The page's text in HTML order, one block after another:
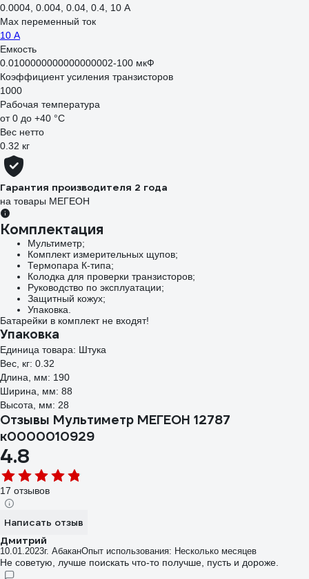
0.0004, 0.004, 0.04, 0.4, 10 А
Max переменный ток
10 А
Емкость
0.0100000000000000002-100 мкФ
Коэффициент усиления транзисторов
1000
Рабочая температура
от 0 до +40 °С
Вес нетто
0.32 кг
Гарантия производителя 2 года
на товары МЕГЕОН
Комплектация
Мультиметр;
Комплект измерительных щупов;
Термопара К-типа;
Колодка для проверки транзисторов;
Руководство по эксплуатации;
Защитный кожух;
Упаковка.
Батарейки в комплект не входят!
Упаковка
Единица товара: Штука
Вес, кг: 0.32
Длина, мм: 190
Ширина, мм: 88
Высота, мм: 28
Отзывы Мультиметр МЕГЕОН 12787
к0000010929
4.8
17 отзывов
Написать отзыв
Дмитрий
10.01.2023г. АбаканОпыт использования: Несколько месяцев
Не советую, лучше поискать что-то получше, пусть и дороже.